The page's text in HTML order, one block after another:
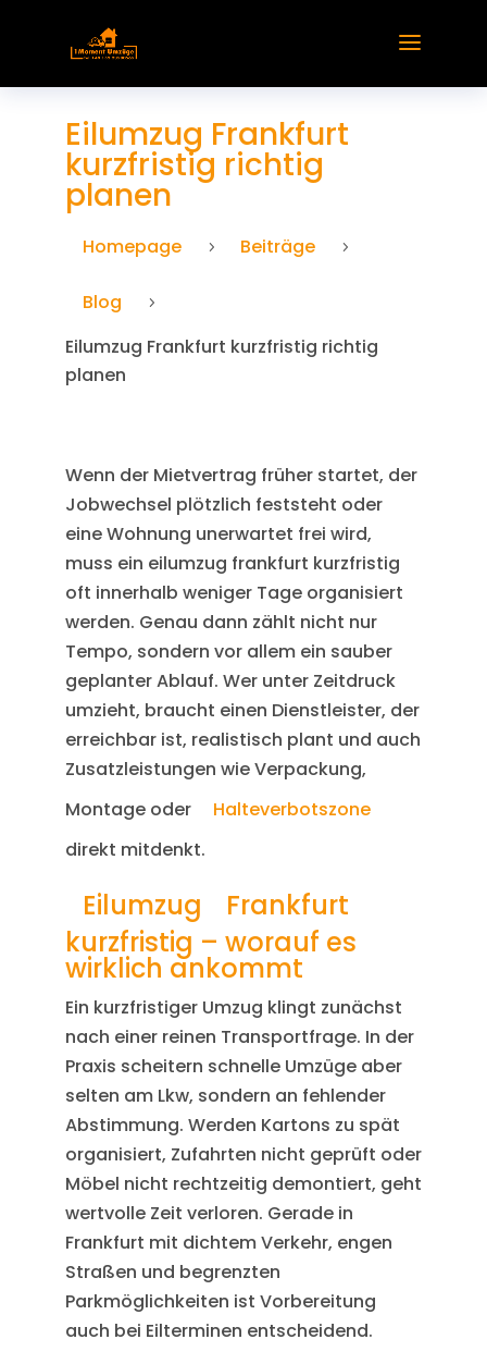
Eilumzug Frankfurt
kurzfristig richtig
planen
Homepage 5 Beiträge 5
Blog 5
Eilumzug Frankfurt kurzfristig richtig
planen
Wenn der Mietvertrag früher startet, der
Jobwechsel plötzlich feststeht oder
eine Wohnung unerwartet frei wird,
muss ein eilumzug frankfurt kurzfristig
oft innerhalb weniger Tage organisiert
werden. Genau dann zählt nicht nur
Tempo, sondern vor allem ein sauber
geplanter Ablauf. Wer unter Zeitdruck
umzieht, braucht einen Dienstleister, der
erreichbar ist, realistisch plant und auch
Zusatzleistungen wie Verpackung,
Montage oder
Halteverbotszone
direkt mitdenkt.
Eilumzug
Frankfurt
kurzfristig – worauf es
wirklich ankommt
Ein kurzfristiger Umzug klingt zunächst
nach einer reinen Transportfrage. In der
Praxis scheitern schnelle Umzüge aber
selten am Lkw, sondern an fehlender
Abstimmung. Werden Kartons zu spät
organisiert, Zufahrten nicht geprüft oder
Möbel nicht rechtzeitig demontiert, geht
wertvolle Zeit verloren. Gerade in
Frankfurt mit dichtem Verkehr, engen
Straßen und begrenzten
Parkmöglichkeiten ist Vorbereitung
auch bei Eilterminen entscheidend.